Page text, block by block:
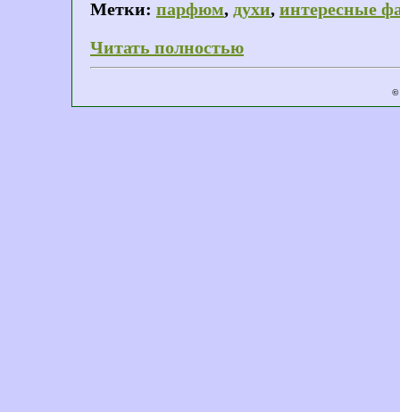
Метки: парфюм, духи, интересные
Читать полностью
©